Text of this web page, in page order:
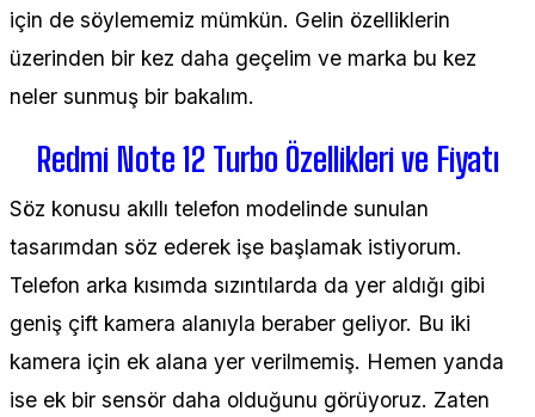
için de söylememiz mümkün. Gelin özelliklerin
üzerinden bir kez daha geçelim ve marka bu kez
neler sunmuş bir bakalım.
Redmi Note 12 Turbo Özellikleri ve Fiyatı
Söz konusu akıllı telefon modelinde sunulan
tasarımdan söz ederek işe başlamak istiyorum.
Telefon arka kısımda sızıntılarda da yer aldığı gibi
geniş çift kamera alanıyla beraber geliyor. Bu iki
kamera için ek alana yer verilmemiş. Hemen yanda
ise ek bir sensör daha olduğunu görüyoruz. Zaten